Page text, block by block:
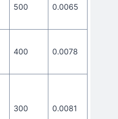
500 0.0065
400 0.0078
300 0.0081